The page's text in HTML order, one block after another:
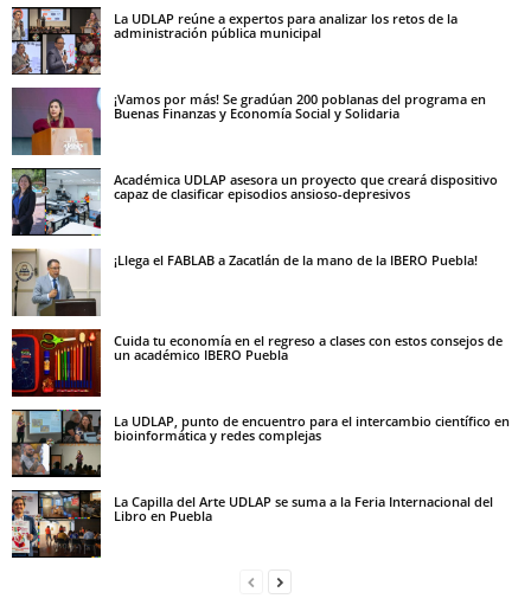
La UDLAP reúne a expertos para analizar los retos de la
administración pública municipal
¡Vamos por más! Se gradúan 200 poblanas del programa en
Buenas Finanzas y Economía Social y Solidaria
Académica UDLAP asesora un proyecto que creará dispositivo
capaz de clasificar episodios ansioso-depresivos
¡Llega el FABLAB a Zacatlán de la mano de la IBERO Puebla!
Cuida tu economía en el regreso a clases con estos consejos de
un académico IBERO Puebla
La UDLAP, punto de encuentro para el intercambio científico en
bioinformática y redes complejas
La Capilla del Arte UDLAP se suma a la Feria Internacional del
Libro en Puebla